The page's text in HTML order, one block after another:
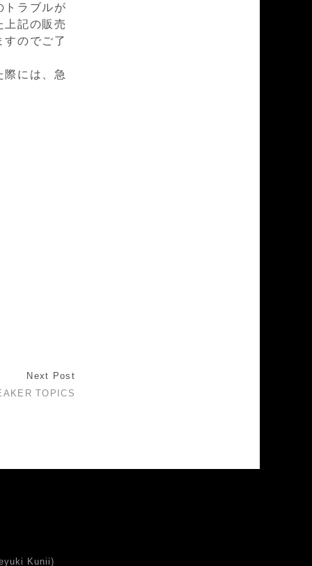
トラブルが
上記の販売
のでご了
には、急
Next Post
TOPICS
Kunii)